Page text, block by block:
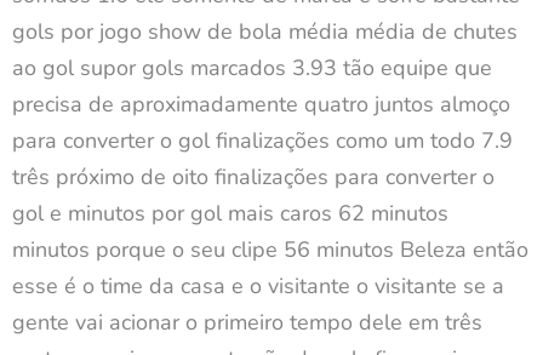
gols por jogo show de bola média média de chutes
ao gol supor gols marcados 3.93 tão equipe que
precisa de aproximadamente quatro juntos almoço
para converter o gol finalizações como um todo 7.9
três próximo de oito finalizações para converter o
gol e minutos por gol mais caros 62 minutos
minutos porque o seu clipe 56 minutos Beleza então
esse é o time da casa e o visitante o visitante se a
gente vai acionar o primeiro tempo dele em três